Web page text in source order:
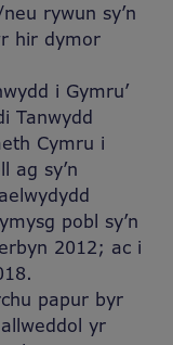
rywun sy’n
hir dymor
i Gymru’
Tanwydd
Cymru i
ag sy’n
pobl sy’n
2012; ac i
papur byr
yr